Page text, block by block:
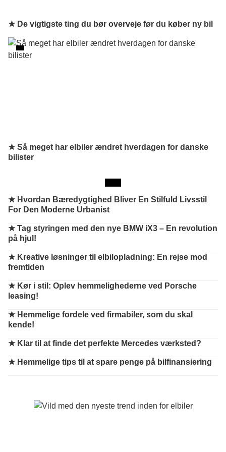
★ De vigtigste ting du bør overveje før du køber ny bil
★ Så meget har elbiler ændret hverdagen for danske
bilister
★ Hvordan Bæredygtighed Bliver En Stilfuld Livsstil
For Den Moderne Urbanist
★Tag styringen med den nye BMW iX3 – En revolution
på hjul!
★ Kreative løsninger til elbilopladning: En rejse mod
fremtiden
★ Kør i stil: Oplev hemmelighederne ved Porsche
leasing!
★ Hemmelige fordele ved firmabiler, som du skal
kende!
★ Klar til at finde det perfekte Mercedes værksted?
★ Hemmelige tips til at spare penge på bilfinansiering